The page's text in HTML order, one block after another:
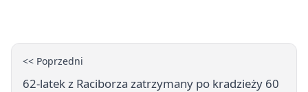
<< Poprzedni
62-latek z Raciborza zatrzymany po kradzieży 60